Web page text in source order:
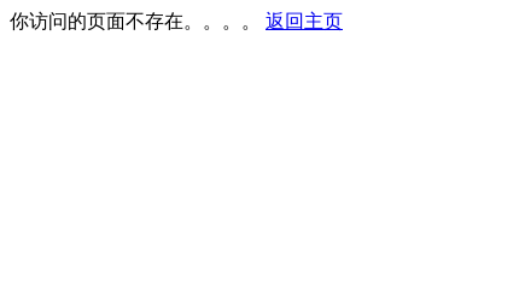
你访问的页面不存在。。。。 返回主页